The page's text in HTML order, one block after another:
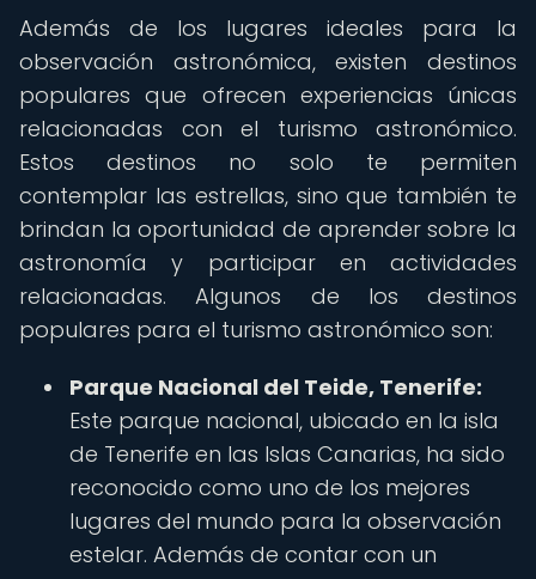
Además de los lugares ideales para la
observación astronómica, existen destinos
populares que ofrecen experiencias únicas
relacionadas con el turismo astronómico.
Estos destinos no solo te permiten
contemplar las estrellas, sino que también te
brindan la oportunidad de aprender sobre la
astronomía y participar en actividades
relacionadas. Algunos de los destinos
populares para el turismo astronómico son:
Parque Nacional del Teide, Tenerife:
Este parque nacional, ubicado en la isla
de Tenerife en las Islas Canarias, ha sido
reconocido como uno de los mejores
lugares del mundo para la observación
estelar. Además de contar con un